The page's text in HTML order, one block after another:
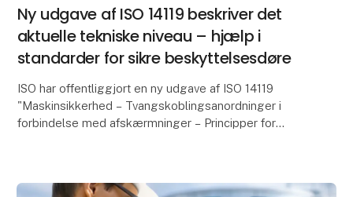
Ny udgave af ISO 14119 beskriver det
aktuelle tekniske niveau – hjælp i
standarder for sikre beskyttelsesdøre
ISO har offentliggjort en ny udgave af ISO 14119
"Maskinsikkerhed – Tvangskoblingsanordninger i
forbindelse med afskærmninger – Principper for